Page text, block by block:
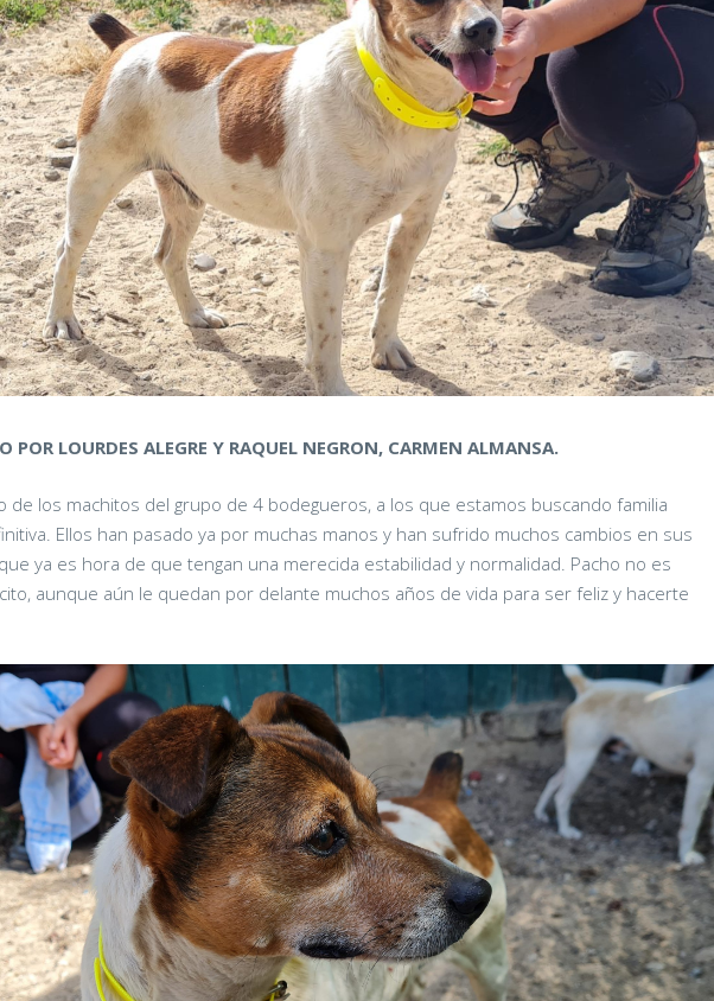
POR LOURDES ALEGRE Y RAQUEL NEGRON, CARMEN ALMANSA.
de los machitos del grupo de 4 bodegueros, a los que estamos buscando familia
Ellos han pasado ya por muchas manos y han sufrido muchos cambios en sus
ya es hora de que tengan una merecida estabilidad y normalidad. Pacho no es
aunque aún le quedan por delante muchos años de vida para ser feliz y hacerte